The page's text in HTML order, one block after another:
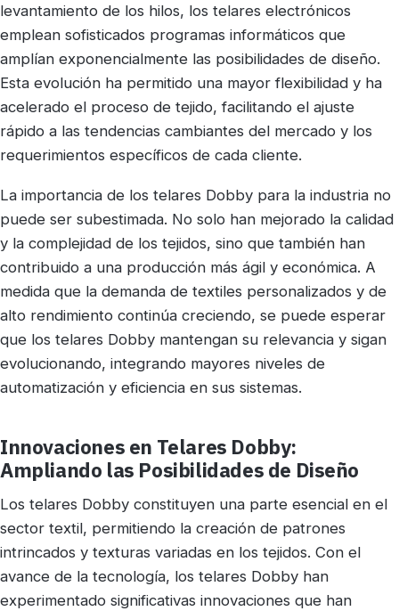
levantamiento de los hilos, los telares electrónicos
emplean sofisticados programas informáticos que
amplían exponencialmente las posibilidades de diseño.
Esta evolución ha permitido una mayor flexibilidad y ha
acelerado el proceso de tejido, facilitando el ajuste
rápido a las tendencias cambiantes del mercado y los
requerimientos específicos de cada cliente.
La importancia de los telares Dobby para la industria no
puede ser subestimada. No solo han mejorado la calidad
y la complejidad de los tejidos, sino que también han
contribuido a una producción más ágil y económica. A
medida que la demanda de textiles personalizados y de
alto rendimiento continúa creciendo, se puede esperar
que los telares Dobby mantengan su relevancia y sigan
evolucionando, integrando mayores niveles de
automatización y eficiencia en sus sistemas.
Innovaciones en Telares Dobby:
Ampliando las Posibilidades de Diseño
Los telares Dobby constituyen una parte esencial en el
sector textil, permitiendo la creación de patrones
intrincados y texturas variadas en los tejidos. Con el
avance de la tecnología, los telares Dobby han
experimentado significativas innovaciones que han